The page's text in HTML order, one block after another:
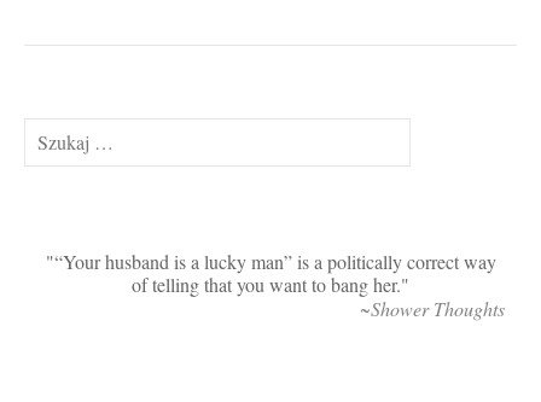
Szukaj:
“Your husband is a lucky man” is a politically correct way
of telling that you want to bang her.
~Shower Thoughts